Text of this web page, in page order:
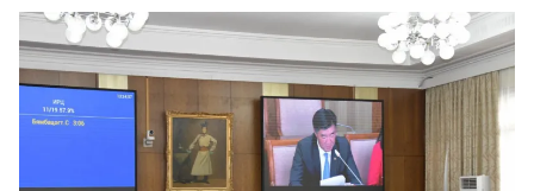
а
а
л
ц
а
х
э
э
х